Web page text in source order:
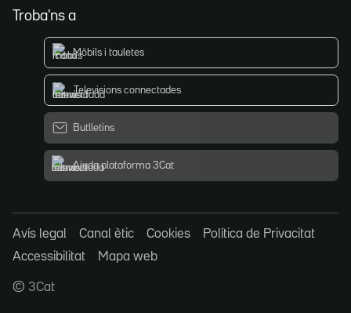
Troba'ns a
Mòbils i tauletes
Televisions connectades
Butlletins
Ajuda plataforma 3Cat
Avís legal Canal ètic Cookies
Política de Privacitat
Accessibilitat
Mapa web
© 3Cat